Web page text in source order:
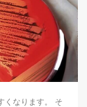
くなります。 そ